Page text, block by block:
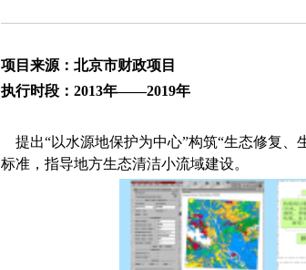
项目来源：北京市财政项目
执行时段：2013年——2019年
提出“以水源地保护为中心”构筑“生态修复、
标准，指导地方生态清洁小流域建设。